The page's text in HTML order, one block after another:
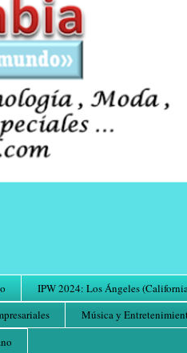
IPW 2024: Los Ángeles
Música y